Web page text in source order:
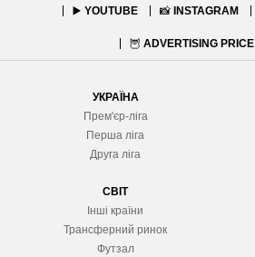
▶️ YOUTUBE 📸 INSTAGRAM
🦉 ADVERTISING PRICE
УКРАЇНА
Прем'єр-ліга
Перша ліга
Друга ліга
СВІТ
Інші країни
Трансферний ринок
Футзал